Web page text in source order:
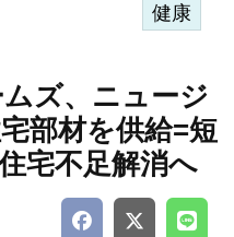
健康
ズ、ニュージ
部材を供給=短
宅不足解消へ